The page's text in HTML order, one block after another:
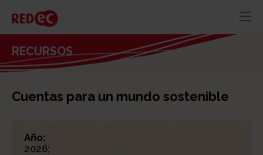
RECURSOS
CONTACTO
RECURSOS
Cuentas para un mundo sostenible
Año:
2026;